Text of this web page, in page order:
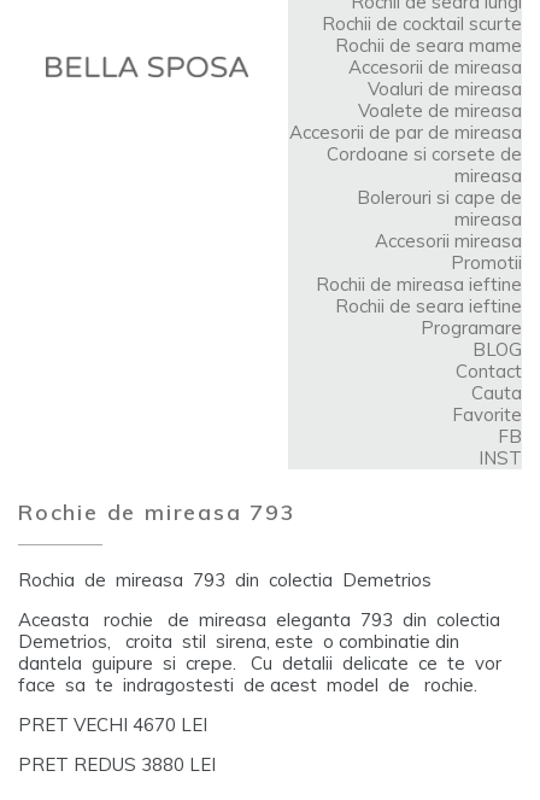
Rochii de cocktail scurte
Rochii de seara mame
Accesorii de mireasa
Voaluri de mireasa
Voalete de mireasa
Accesorii de par de mireasa
Cordoane si corsete de
mireasa
Bolerouri si cape de
mireasa
Accesorii mireasa
Promotii
Rochii de mireasa ieftine
Rochii de seara ieftine
Programare
BLOG
Contact
Cauta
Favorite
FB
INST
Rochie de mireasa 793
Rochia de mireasa 793 din colectia Demetrios
Aceasta rochie de mireasa eleganta 793 din colectia
Demetrios, croita stil sirena, este o combinatie din
dantela guipure si crepe. Cu detalii delicate ce te vor
face sa te indragostesti de acest model de rochie.
PRET VECHI 4670 LEI
PRET REDUS 3880 LEI